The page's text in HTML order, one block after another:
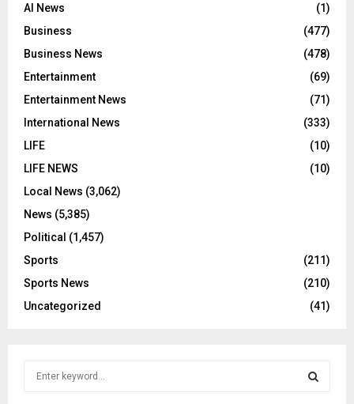
AI News
(1)
Business
(477)
Business News
(478)
Entertainment
(69)
Entertainment News
(71)
International News
(333)
LIFE
(10)
LIFE NEWS
(10)
Local News (3,062)
News (5,385)
Political (1,457)
Sports
(211)
Sports News
(210)
Uncategorized
(41)